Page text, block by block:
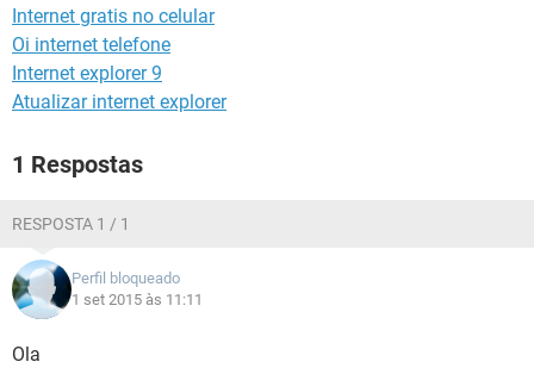
Internet gratis no celular
Oi internet telefone
Internet explorer 9
Atualizar internet explorer
1 Respostas
RESPOSTA 1 / 1
Perfil bloqueado
1 set 2015 às 11:11
Ola